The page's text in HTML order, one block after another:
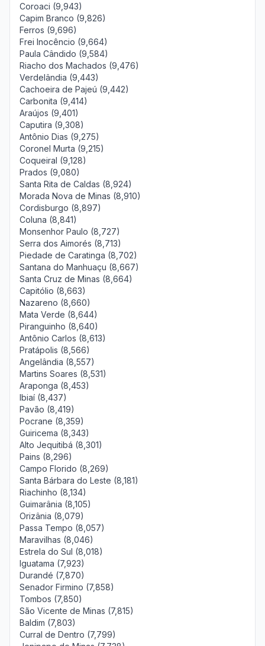
Coroaci (9,943)
Capim Branco (9,826)
Ferros (9,696)
Frei Inocêncio (9,664)
Paula Cândido (9,584)
Riacho dos Machados (9,476)
Verdelândia (9,443)
Cachoeira de Pajeú (9,442)
Carbonita (9,414)
Araújos (9,401)
Caputira (9,308)
Antônio Dias (9,275)
Coronel Murta (9,215)
Coqueiral (9,128)
Prados (9,080)
Santa Rita de Caldas (8,924)
Morada Nova de Minas (8,910)
Cordisburgo (8,897)
Coluna (8,841)
Monsenhor Paulo (8,727)
Serra dos Aimorés (8,713)
Piedade de Caratinga (8,702)
Santana do Manhuaçu (8,667)
Santa Cruz de Minas (8,664)
Capitólio (8,663)
Nazareno (8,660)
Mata Verde (8,644)
Piranguinho (8,640)
Antônio Carlos (8,613)
Pratápolis (8,566)
Angelândia (8,557)
Martins Soares (8,531)
Araponga (8,453)
Ibiaí (8,437)
Pavão (8,419)
Pocrane (8,359)
Guiricema (8,343)
Alto Jequitibá (8,301)
Pains (8,296)
Campo Florido (8,269)
Santa Bárbara do Leste (8,181)
Riachinho (8,134)
Guimarânia (8,105)
Orizânia (8,079)
Passa Tempo (8,057)
Maravilhas (8,046)
Estrela do Sul (8,018)
Iguatama (7,923)
Durandé (7,870)
Senador Firmino (7,858)
Tombos (7,850)
São Vicente de Minas (7,815)
Baldim (7,803)
Curral de Dentro (7,799)